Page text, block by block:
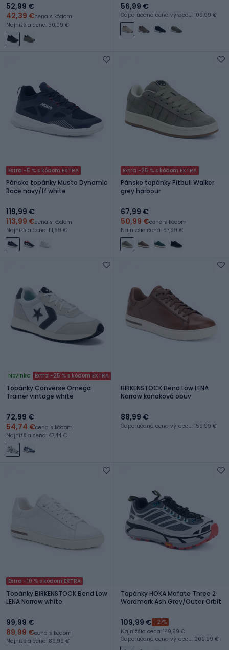
52,99 €
42,39 €cena s kódom
Najnižšia cena: 30,09 €
56,99 €
Odporúčaná cena výrobcu: 109,99 €
Extra -5 % s kódom EXTRA
Pánske topánky Musto Dynamic
Race navy/ff white
119,99 €
113,99 €cena s kódom
Najnižšia cena: 111,99 €
Extra -25 % s kódom EXTRA
Pánske topánky Pitbull Walker
grey harbour
67,99 €
50,99 €cena s kódom
Najnižšia cena: 67,99 €
Novinka Extra -25 % s kódom EXTRA
Topánky Converse Omega
Trainer vintage white
72,99 €
54,74 €cena s kódom
Najnižšia cena: 47,44 €
BIRKENSTOCK Bend Low LENA
Narrow koňaková obuv
88,99 €
Odporúčaná cena výrobcu: 159,99 €
Extra -10 % s kódom EXTRA
Topánky BIRKENSTOCK Bend Low
LENA Narrow white
99,99 €
89,99 €cena s kódom
Najnižšia cena: 89,99 €
Topánky HOKA Mafate Three 2
Wordmark Ash Grey/Outer Orbit
109,99 € -27%
Najnižšia cena: 149,99 €
Odporúčaná cena výrobcu: 209,99 €